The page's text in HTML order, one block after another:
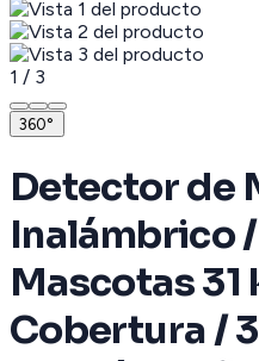
1 / 3
360°
Detector de
Inalámbrico
Mascotas 31
Cobertura /